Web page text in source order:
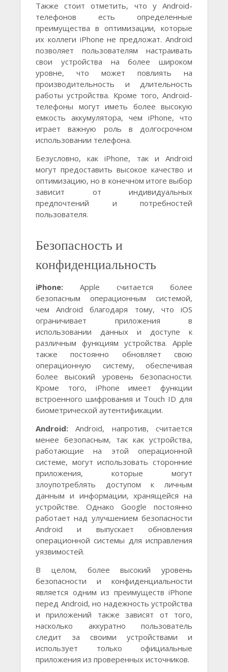
Также стоит отметить, что у Android-
телефонов есть определенные
преимущества в оптимизации, которые
их коллеги iPhone не предложат. Android
позволяет пользователям настраивать
свои устройства на более широком
уровне, что может повлиять на
производительность и длительность
работы устройства. Кроме того, Android-
телефоны могут иметь более высокую
емкость аккумулятора, чем iPhone, что
играет важную роль в долгосрочном
использовании телефона.
Безусловно, как iPhone, так и Android
могут предоставить высокое качество и
оптимизацию, но в конечном итоге выбор
зависит от индивидуальных
предпочтений и потребностей
пользователя.
Безопасность и
конфиденциальность
iPhone: Apple считается более
безопасным операционным системой,
чем Android благодаря тому, что iOS
ограничивает приложения в
использовании данных и доступе к
различным функциям устройства. Apple
также постоянно обновляет свою
операционную систему, обеспечивая
более высокий уровень безопасности.
Кроме того, iPhone имеет функции
встроенного шифрования и Touch ID для
биометрической аутентификации.
Android: Android, напротив, считается
менее безопасным, так как устройства,
работающие на этой операционной
системе, могут использовать сторонние
приложения, которые могут
злоупотреблять доступом к личным
данным и информации, хранящейся на
устройстве. Однако Google постоянно
работает над улучшением безопасности
Android и выпускает обновления
операционной системы для исправления
уязвимостей.
В целом, более высокий уровень
безопасности и конфиденциальности
является одним из преимуществ iPhone
перед Android, но надежность устройства
и приложений также зависят от того,
насколько аккуратно пользователь
следит за своими устройствами и
использует только официальные
приложения из проверенных источников.